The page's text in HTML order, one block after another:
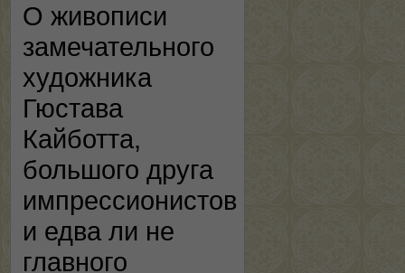
О живописи
замечательного
художника
Гюстава
Кайботта,
большого друга
импрессионистов
и едва ли не
главного